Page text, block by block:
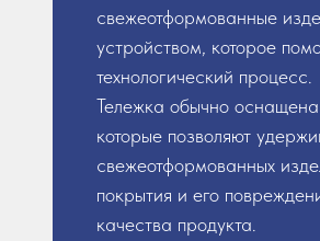
свежеотформованные
устройством, которое
технологический процесс.
Тележка обычно
которые позволяют
свежеотформованных
покрытия и его
качества продукта.